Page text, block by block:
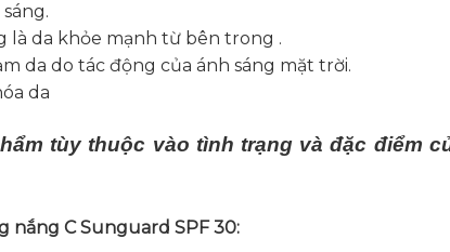
là da khỏe mạnh từ bên trong .
da do tác động của ánh sáng mặt trời.
da
tùy thuộc vào tình trạng và đặc điểm
nắng C Sunguard SPF 30: